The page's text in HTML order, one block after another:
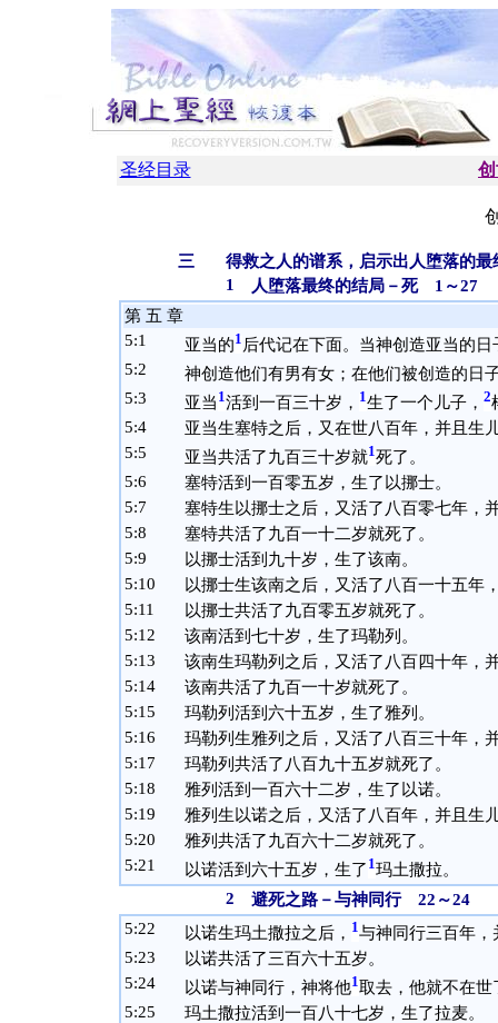
圣经目录
三
得救之人的谱系，启示出人堕落的
1
人堕落最终的结局－死 1～27
第 五 章
5:1 亚当的1 后代记在下面。当神创造亚当的
5:2
神创造他们有男有女；在他们被创造的日
5:3 亚当 1活到一百三十岁， 1生了一个儿子， 2
5:4
亚当生塞特之后，又在世八百年，并且生
5:5 亚当共活了九百三十岁就1死了。
5:6
塞特活到一百零五岁，生了以挪士。
5:7
塞特生以挪士之后，又活了八百零七年，
5:8
塞特共活了九百一十二岁就死了。
5:9
以挪士活到九十岁，生了该南。
5:10
以挪士生该南之后，又活了八百一十五年
5:11
以挪士共活了九百零五岁就死了。
5:12
该南活到七十岁，生了玛勒列。
5:13
该南生玛勒列之后，又活了八百四十年，
5:14
该南共活了九百一十岁就死了。
5:15
玛勒列活到六十五岁，生了雅列。
5:16
玛勒列生雅列之后，又活了八百三十年，
5:17
玛勒列共活了八百九十五岁就死了。
5:18
雅列活到一百六十二岁，生了以诺。
5:19
雅列生以诺之后，又活了八百年，并且生
5:20
雅列共活了九百六十二岁就死了。
5:21 以诺活到六十五岁，生了 1玛土撒拉。
2
避死之路－与神同行 22～24
5:22 以诺生玛土撒拉之后， 1与神同行三百年，
5:23
以诺共活了三百六十五岁。
5:24 以诺与神同行，神将他1取去，他就不在世
5:25
玛土撒拉活到一百八十七岁，生了拉麦。